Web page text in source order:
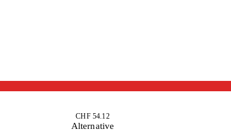
CHF 54.12
Alternative